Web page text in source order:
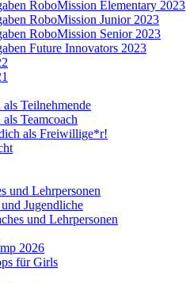
RoboMission Elementary 2023
RoboMission Junior 2023
RoboMission Senior 2023
Future Innovators 2023
Teilnehmende
Teamcoach
als Freiwillige*r!
und Lehrpersonen
Jugendliche
und Lehrpersonen
2026
für Girls